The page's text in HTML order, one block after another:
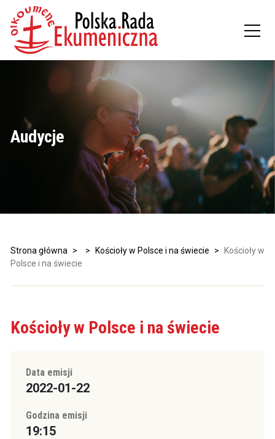
Audycje
Strona główna > > Kościoły w Polsce i na świecie >
Kościoły w
Polsce i na świecie
Kościoły w Polsce i na świecie
Data emisji
2022-01-22
Godzina emisji
19:15